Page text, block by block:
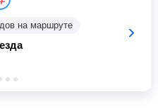
на маршруте